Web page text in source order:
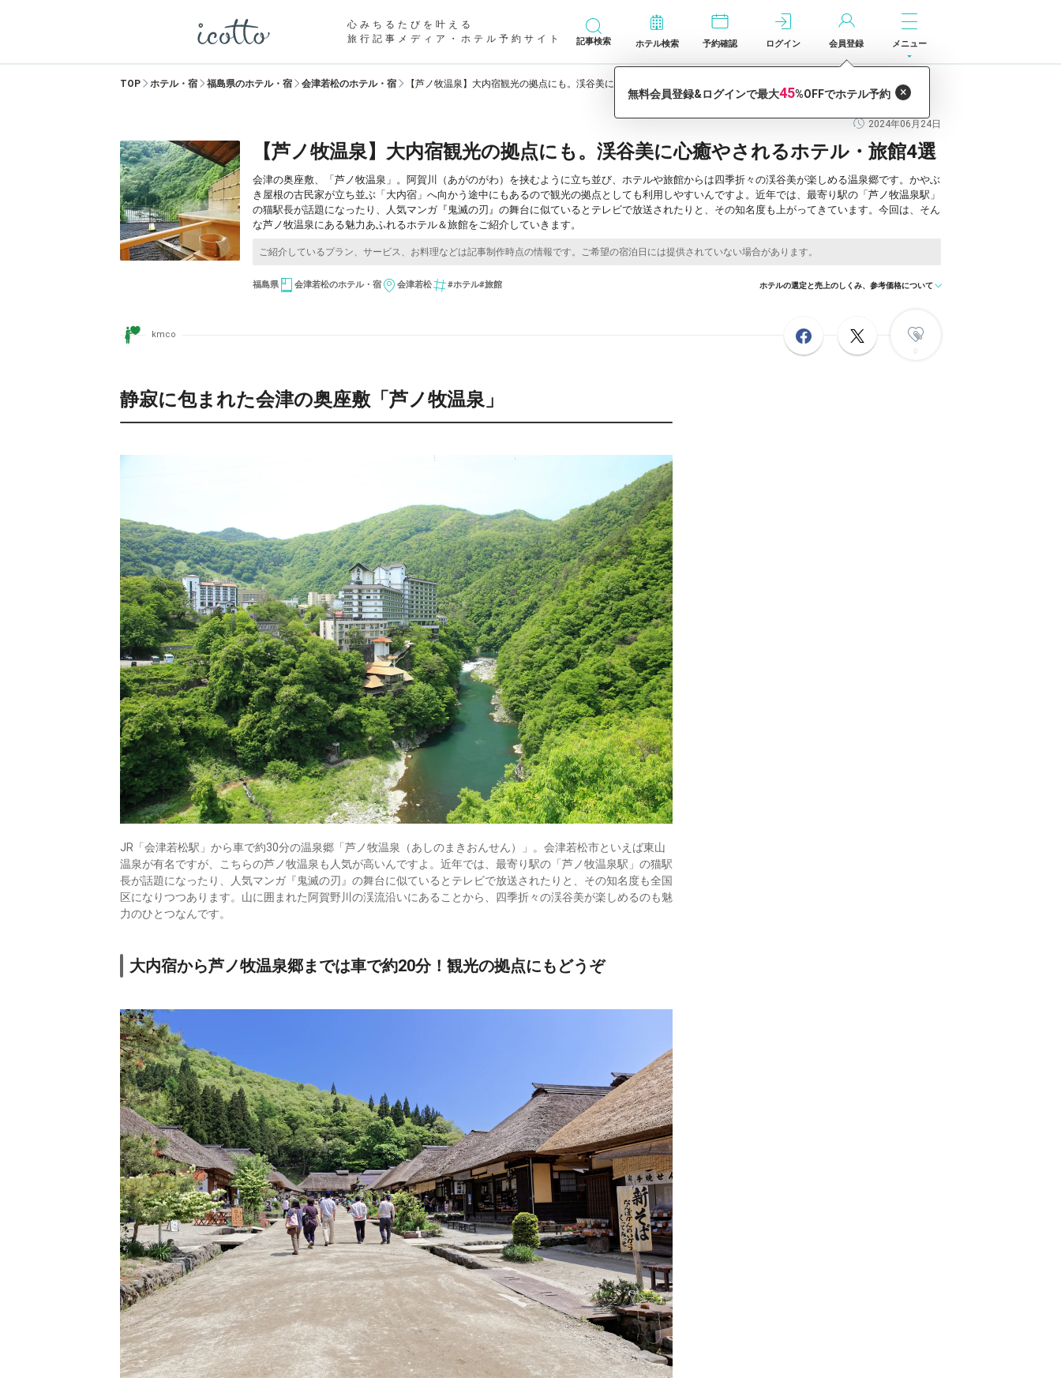
心みちるたびを叶える
旅行記事メディア・ホテル予約サイト
記事検索 ホテル検索 予約確認 ログイン 会員登録 メニュー
TOP ホテル・宿 福島県のホテル・宿 会津若松のホテル・宿 【芦ノ牧温泉】大内宿観光の拠点にも。渓谷美に心癒やされるホテル・旅館4選
2024年06月24日
【芦ノ牧温泉】大内宿観光の拠点にも。渓谷美に心癒やされるホテル・旅館4選
会津の奥座敷、「芦ノ牧温泉」。阿賀川（あがのがわ）を挟むように立ち並び、ホテルや旅館からは四季折々の渓谷美が楽しめる温泉郷です。かやぶ
き屋根の古民家が立ち並ぶ「大内宿」へ向かう途中にもあるので観光の拠点としても利用しやすいんですよ。近年では、最寄り駅の「芦ノ牧温泉駅」
の猫駅長が話題になったり、人気マンガ『鬼滅の刃』の舞台に似ているとテレビで放送されたりと、その知名度も上がってきています。今回は、そん
な芦ノ牧温泉にある魅力あふれるホテル＆旅館をご紹介していきます。
福島県 会津若松のホテル・宿 会津若松 #ホテル#旅館 ホテルの選定と売上のしくみ、参考価格について
kmco
静寂に包まれた会津の奥座敷「芦ノ牧温泉」
JR「会津若松駅」から車で約30分の温泉郷「芦ノ牧温泉（あしのまきおんせん）」。会津若松市といえば東山
温泉が有名ですが、こちらの芦ノ牧温泉も人気が高いんですよ。近年では、最寄り駅の「芦ノ牧温泉駅」の猫駅
長が話題になったり、人気マンガ『鬼滅の刃』の舞台に似ているとテレビで放送されたりと、その知名度も全国
区になりつつあります。山に囲まれた阿賀野川の渓流沿いにあることから、四季折々の渓谷美が楽しめるのも魅
力のひとつなんです。
大内宿から芦ノ牧温泉郷までは車で約20分！観光の拠点にもどうぞ